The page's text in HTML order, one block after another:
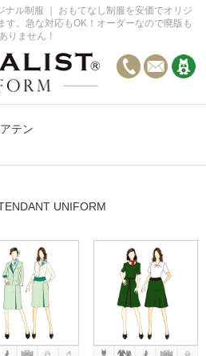
ナル制服 ｜ おもてなし制服を安価でオリジ
す。急な対応もOK！オーダーなので廃版も
ありません！
デザイン事例
ダーの流れ
テン
UNIFORM